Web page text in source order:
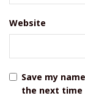
Website
Save my
the next time